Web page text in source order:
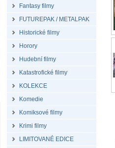
Fantasy filmy
FUTUREPAK / METALPAK
Historické filmy
Horory
Hudební filmy
Katastrofické filmy
KOLEKCE
Komedie
Komiksové filmy
Krimi filmy
LIMITOVANÉ EDICE